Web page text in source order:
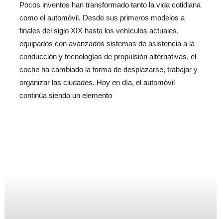
Pocos inventos han transformado tanto la vida cotidiana
como el automóvil. Desde sus primeros modelos a
finales del siglo XIX hasta los vehículos actuales,
equipados con avanzados sistemas de asistencia a la
conducción y tecnologías de propulsión alternativas, el
coche ha cambiado la forma de desplazarse, trabajar y
organizar las ciudades. Hoy en día, el automóvil
continúa siendo un elemento